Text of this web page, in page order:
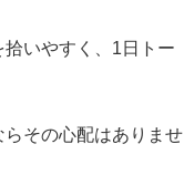
いやすく、1日トー
その心配はありませ